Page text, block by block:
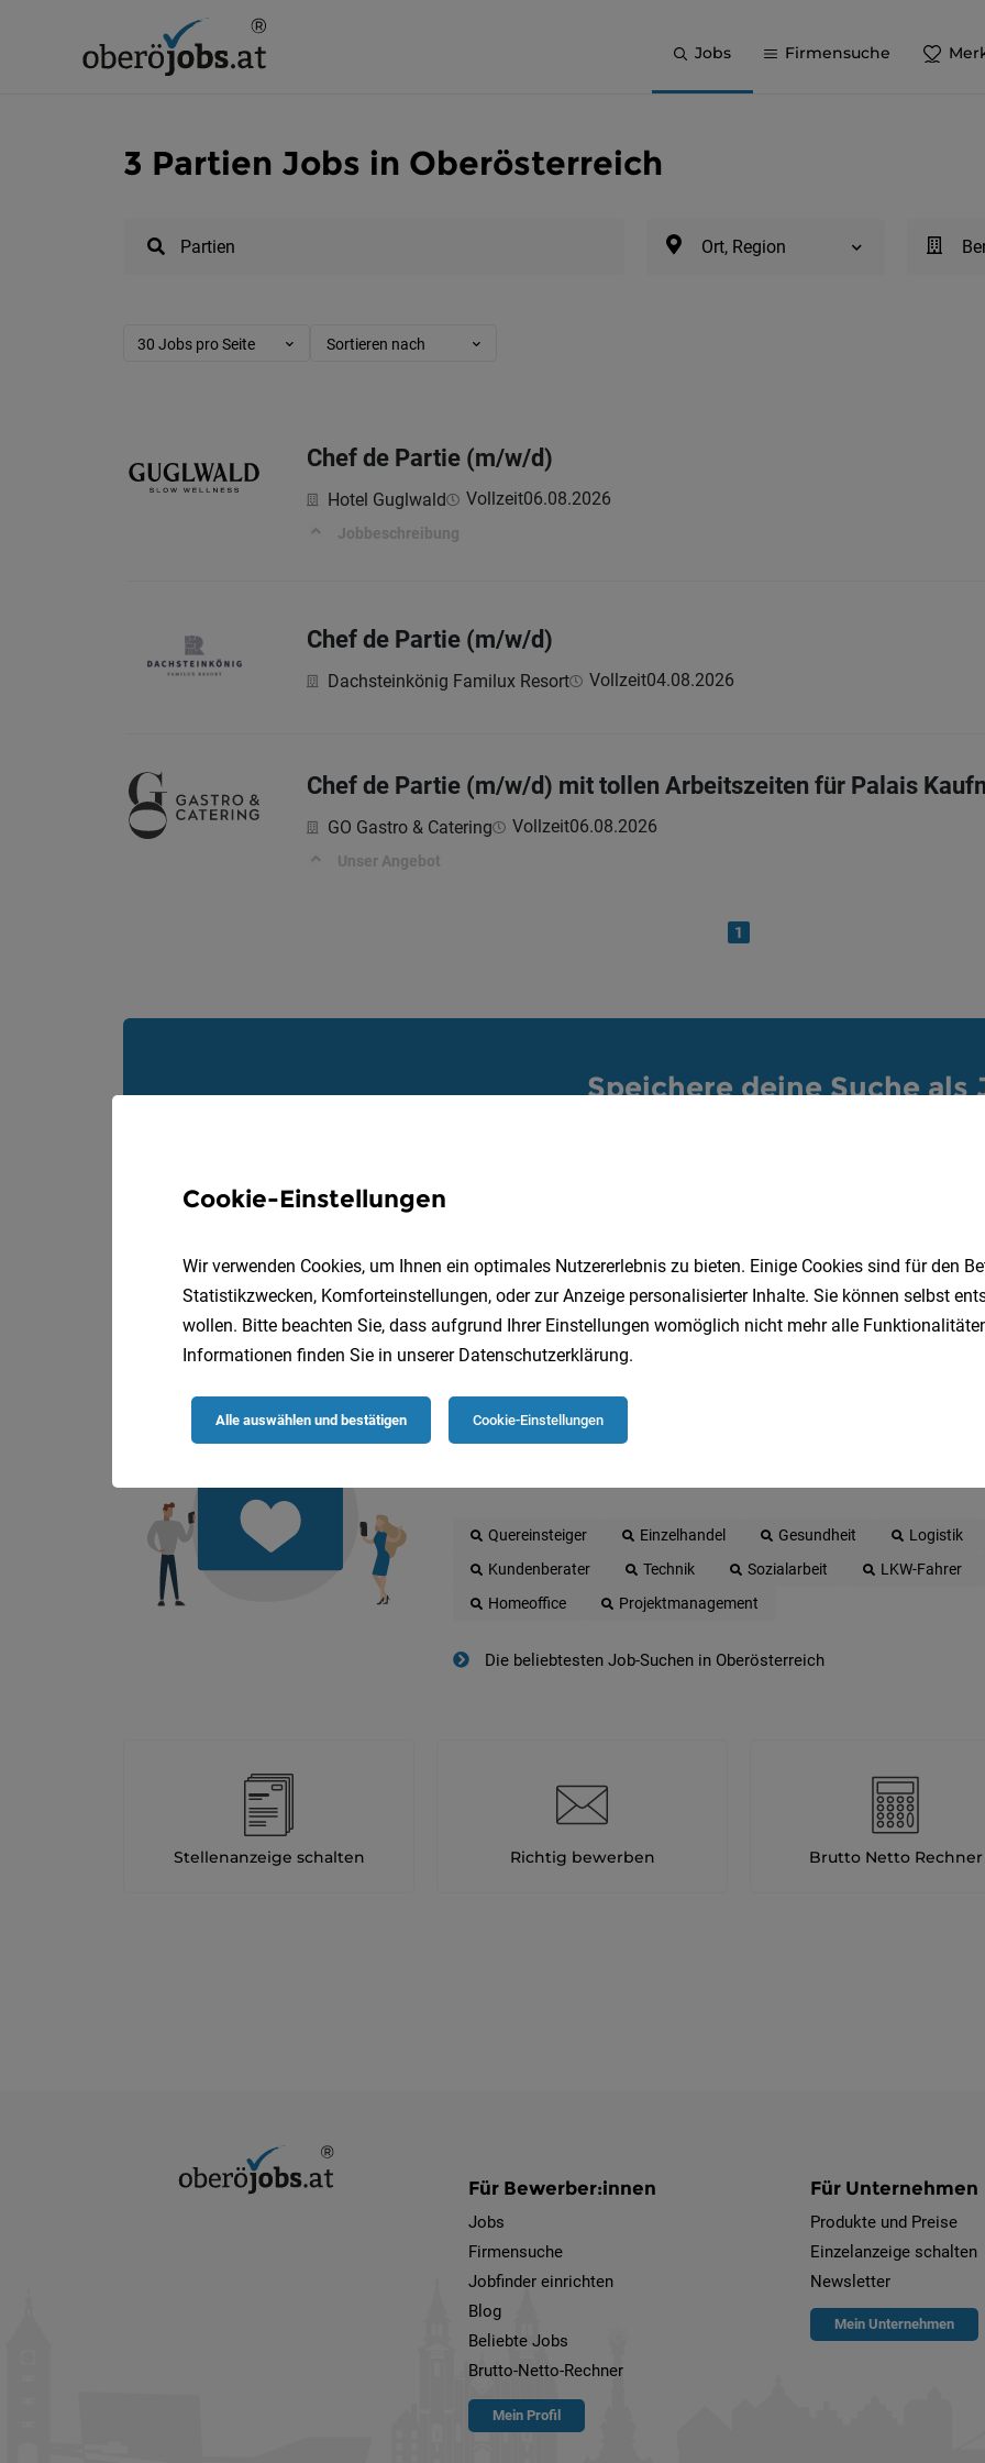
Jobs Firmensuche
3 Partien Jobs in Oberösterreich
Ort, Region
30 Jobs pro Seite Sortieren nach
Chef de Partie (m/w/d)
Hotel Guglwald Vollzeit06.08.2026
Jobbeschreibung
Chef de Partie (m/w/d)
Dachsteinkönig Familux Resort Vollzeit04.08.2026
Chef de Partie (m/w/d) mit tollen Arbeitszeiten für Palais
GO Gastro & Catering Vollzeit06.08.2026
Unser Angebot
1
Speichere deine Suche als
Die beliebtesten Jobs in Oberösterreich
Quereinsteiger Einzelhandel Gesundheit Logistik
Kundenberater
Technik Sozialarbeit LKW-Fahrer
Homeoffice
Projektmanagement
Die beliebtesten Job-Suchen in Oberösterreich
Stellenanzeige schalten Richtig bewerben Brutto Netto Rechner
Für Bewerber:innen
Jobs
Firmensuche
Jobfinder einrichten
Blog
Beliebte Jobs
Brutto-Netto-Rechner
Mein Profil
Für Unternehmen
Produkte und Preise
Einzelanzeige schalten
Newsletter
Mein Unternehmen
Cookie-Einstellungen
Wir verwenden Cookies, um Ihnen ein optimales Nutzererlebnis zu bieten. Einige Cookies sind für den
Statistikzwecken, Komforteinstellungen, oder zur Anzeige personalisierter Inhalte. Sie können selbst
wollen. Bitte beachten Sie, dass aufgrund Ihrer Einstellungen womöglich nicht mehr alle
Informationen finden Sie in unserer Datenschutzerklärung.
Alle auswählen und bestätigen Cookie-Einstellungen